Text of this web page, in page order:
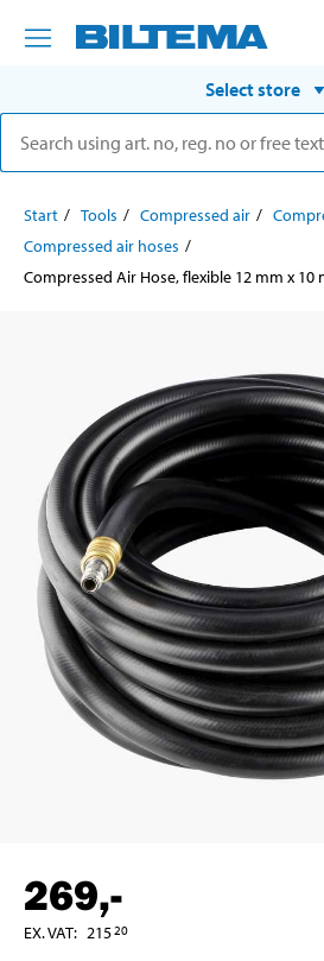
Select store
Start Tools Compressed air
Compressed air hoses
Compressed Air Hose, flexible 12 mm x 10
269,-
EX. VAT: 21520